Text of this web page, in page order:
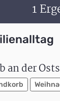
1
an der